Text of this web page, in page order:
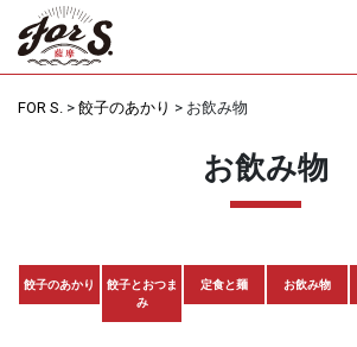
FOR S. > 餃子のあかり > お飲み物
お飲み物
餃子のあかり
餃子とおつま
み
定食と麺 お飲み物